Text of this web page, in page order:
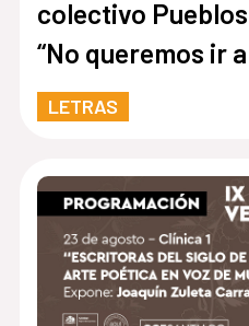
colectivo
“No queremos ir
buscar
LETRAS